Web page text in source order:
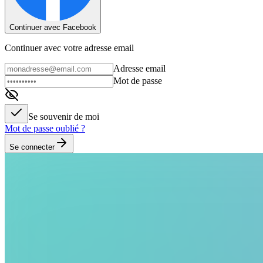
Continuer avec Facebook
Continuer avec votre adresse email
Adresse email
Mot de passe
Se souvenir de moi
Mot de passe oublié ?
Se connecter